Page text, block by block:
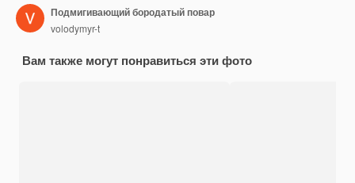
Подмигивающий бородатый повар
volodymyr-t
Вам также могут понравиться эти фото